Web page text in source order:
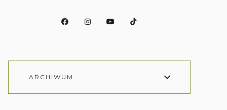
ARCHIWUM